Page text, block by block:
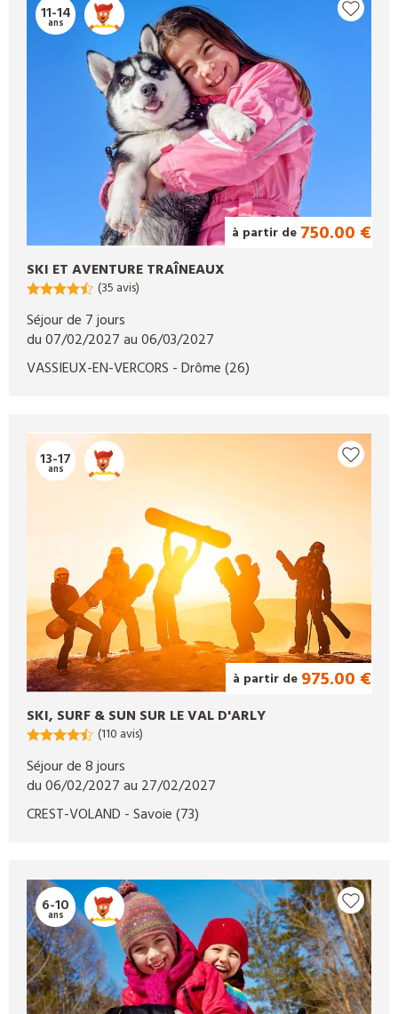
11-14
ans
à partir de 750.00 €
SKI ET AVENTURE TRAÎNEAUX
(35 avis)
Séjour de 7 jours
du 07/02/2027 au 06/03/2027
VASSIEUX-EN-VERCORS - Drôme(26)
13-17
ans
à partir de 975.00 €
SKI, SURF & SUN SUR LE VAL D'ARLY
(110 avis)
Séjour de 8 jours
du 06/02/2027 au 27/02/2027
CREST-VOLAND - Savoie(73)
6-10
ans